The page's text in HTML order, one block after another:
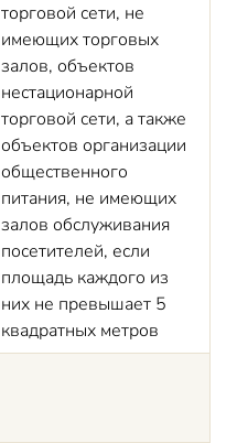
торговой сети, не
имеющих торговых
залов, объектов
нестационарной
торговой сети, а также
объектов организации
общественного
питания, не имеющих
залов обслуживания
посетителей, если
площадь каждого из
них не превышает 5
квадратных метров